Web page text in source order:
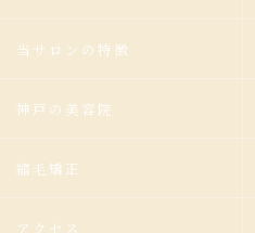
当サロンの特徴
神戸の美容院
縮毛矯正
アクセス